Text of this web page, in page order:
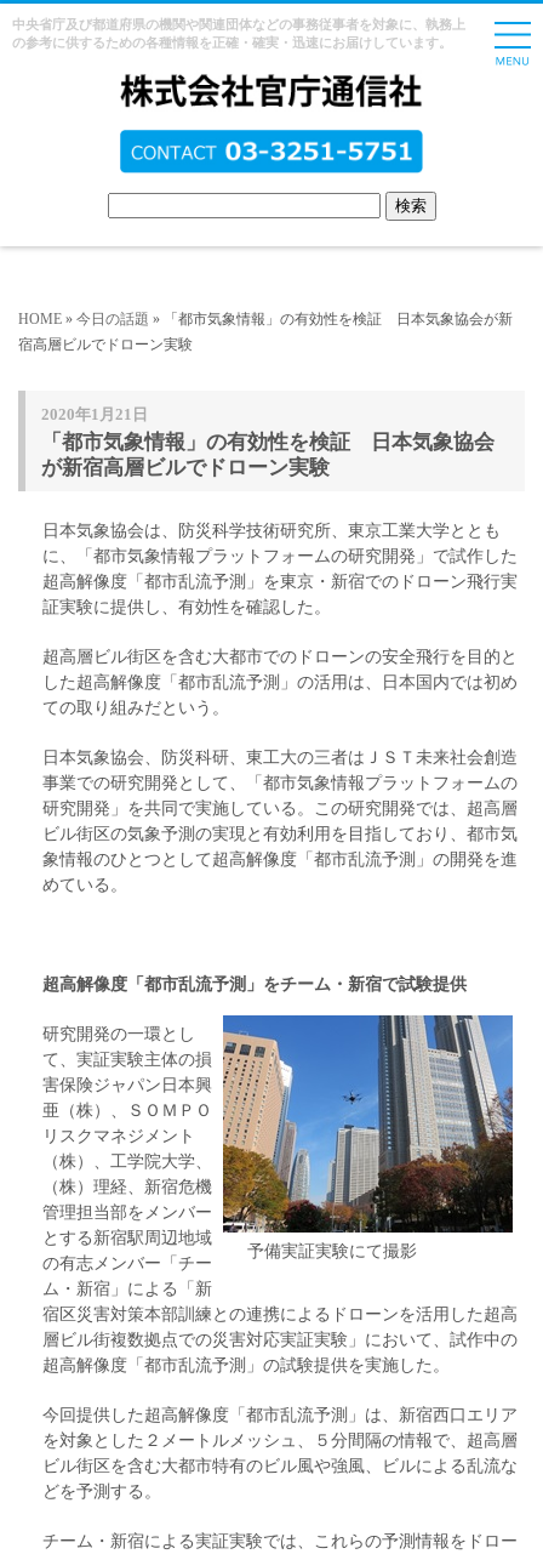
中央省庁及び都道府県の機関や関連団体などの事務従事者を対象に、執務上
の参考に供するための各種情報を正確・確実・迅速にお届けしています。
HOME » 今日の話題 » 「都市気象情報」の有効性を検証 日本気象協会が新
宿高層ビルでドローン実験
2020年1月21日
「都市気象情報」の有効性を検証 日本気象協会
が新宿高層ビルでドローン実験
日本気象協会は、防災科学技術研究所、東京工業大学ととも
に、「都市気象情報プラットフォームの研究開発」で試作した
超高解像度「都市乱流予測」を東京・新宿でのドローン飛行実
証実験に提供し、有効性を確認した。
超高層ビル街区を含む大都市でのドローンの安全飛行を目的と
した超高解像度「都市乱流予測」の活用は、日本国内では初め
ての取り組みだという。
日本気象協会、防災科研、東工大の三者はＪＳＴ未来社会創造
事業での研究開発として、「都市気象情報プラットフォームの
研究開発」を共同で実施している。この研究開発では、超高層
ビル街区の気象予測の実現と有効利用を目指しており、都市気
象情報のひとつとして超高解像度「都市乱流予測」の開発を進
めている。
超高解像度「都市乱流予測」をチーム・新宿で試験提供
予備実証実験にて撮影
研究開発の一環とし
て、実証実験主体の損
害保険ジャパン日本興
亜（株）、ＳＯＭＰＯ
リスクマネジメント
（株）、工学院大学、
（株）理経、新宿危機
管理担当部をメンバー
とする新宿駅周辺地域
の有志メンバー「チー
ム・新宿」による「新
宿区災害対策本部訓練との連携によるドローンを活用した超高
層ビル街複数拠点での災害対応実証実験」において、試作中の
超高解像度「都市乱流予測」の試験提供を実施した。
今回提供した超高解像度「都市乱流予測」は、新宿西口エリア
を対象とした２メートルメッシュ、５分間隔の情報で、超高層
ビル街区を含む大都市特有のビル風や強風、ビルによる乱流な
どを予測する。
チーム・新宿による実証実験では、これらの予測情報をドロー